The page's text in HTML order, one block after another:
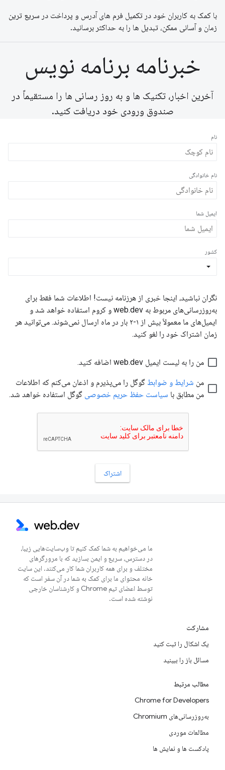
با کمک به کاربران خود در تکمیل فرم های آدرس و پرداخت در سریع ترین
زمان و آسانی ممکن، تبدیل ها را به حداکثر برسانید.
خبرنامه برنامه نویس
آخرین اخبار، تکنیک ها و به روز رسانی ها را مستقیماً در
صندوق ورودی خود دریافت کنید.
ما می‌خواهیم به شما کمک کنیم تا وب‌سایت‌هایی زیبا،
در دسترس، سریع و ایمن بسازید که با مرورگرهای
مختلف و برای همه کاربران شما کار می‌کنند. این سایت
خانه محتوای ما برای کمک به شما در آن سفر است که
توسط اعضای تیم Chrome و کارشناسان خارجی
نوشته شده است.
مشارکت
یک اشکال را ثبت کنید
مسائل باز را ببینید
مطالب مرتبط
Chrome for Developers
به‌روزرسانی‌های Chromium
مطالعات موردی
پادکست ها و نمایش ها